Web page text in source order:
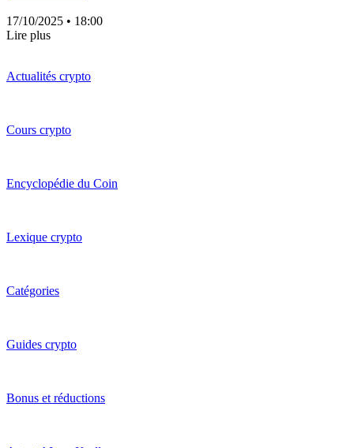
17/10/2025 • 18:00
Lire plus
Actualités crypto
Cours crypto
Encyclopédie du Coin
Lexique crypto
Catégories
Guides crypto
Bonus et réductions